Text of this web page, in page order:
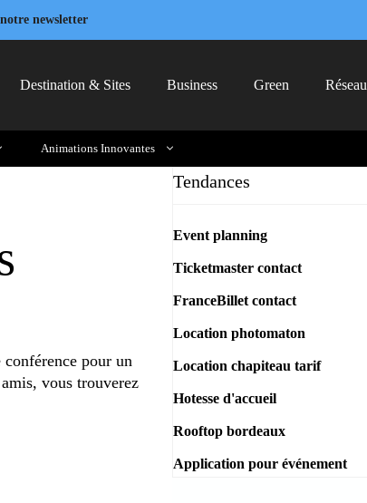
newsletter
Destination & Sites Business Green Réseau
Animations Innovantes
conférence pour un
vous trouverez
Tendances
Event planning
Ticketmaster contact
FranceBillet contact
Location photomaton
Location chapiteau tarif
Hotesse d'accueil
Rooftop bordeaux
Application pour événement